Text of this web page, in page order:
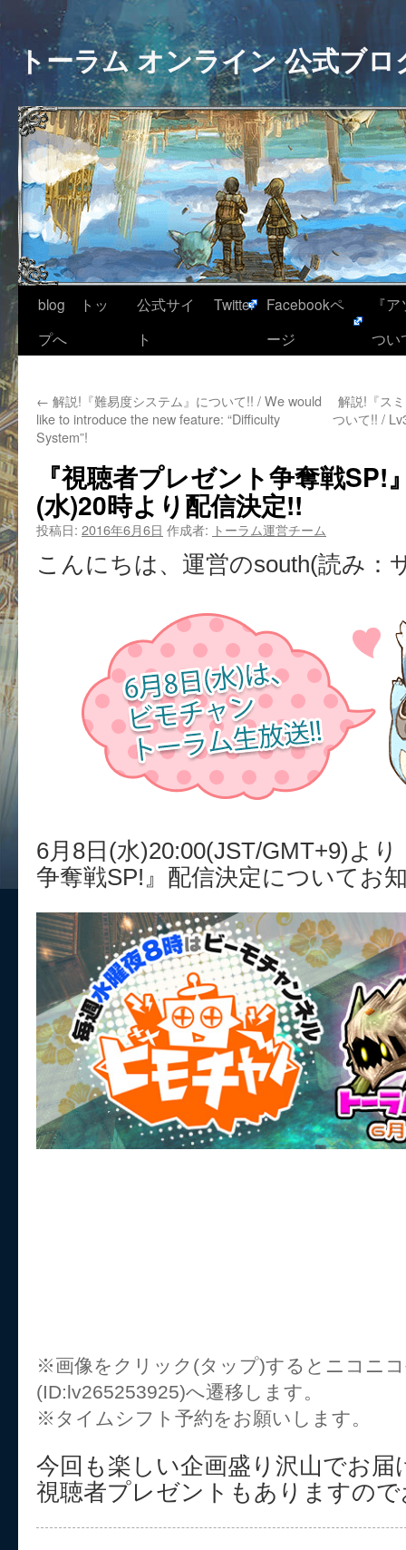
トーラム オンライン 公式ブロ
blog トッ
プへ
公式サイ
ト
Twitter
Facebookペ
ージ
『
つい
← 解説!『難易度システム』について!! / We would
like to introduce the new feature: “Difficulty
System”!
解説!『ス
ついて!! /
『視聴者プレゼント争奪戦SP!
(水)20時より配信決定!!
投稿日: 2016年6月6日 作成者: トーラム運営チーム
こんにちは、運営のsouth(読み：
6月8日(水)20:00(JST/GMT+9)よ
争奪戦SP!』配信決定についてお
※画像をクリック(タップ)するとニコニ
(ID:lv265253925)へ遷移します。
※タイムシフト予約をお願いします。
今回も楽しい企画盛り沢山でお届
視聴者プレゼントもありますの